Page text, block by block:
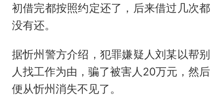
初借完都按照约定还了，后来借过几次都
没有还。
据忻州警方介绍，犯罪嫌疑人刘某以帮别
人找工作为由，骗了被害人20万元，然后
便从忻州消失不见了。